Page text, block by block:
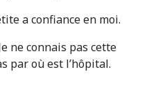
a confiance en moi.
ne connais pas cette
par où est l’hôpital.